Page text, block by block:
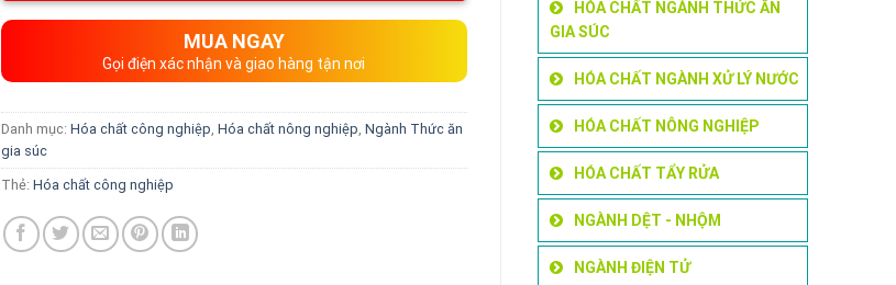
HÓA CHẤT NGÀNH THỨC ĂN
GIA SÚC
HÓA CHẤT NGÀNH XỬ LÝ NƯỚC
HÓA CHẤT NÔNG NGHIỆP
HÓA CHẤT TẨY RỬA
NGÀNH DỆT - NHỘM
NGÀNH ĐIỆN TỬ
MUA NGAY
Gọi điện xác nhận và giao hàng tận nơi
Danh mục:Hóa chất công nghiệp ,Hóa chất nông nghiệp ,Ngành Thức ăn
gia súc
Thẻ:Hóa chất công nghiệp